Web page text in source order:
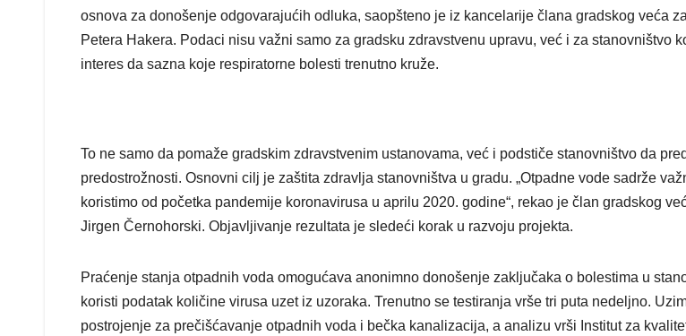
osnova za donošenje odgovarajućih odluka, saopšteno je iz kancelarije člana gradskog veća
Petera Hakera. Podaci nisu važni samo za gradsku zdravstvenu upravu, već i za stanovništvo
interes da sazna koje respiratorne bolesti trenutno kruže.
To ne samo da pomaže gradskim zdravstvenim ustanovama, već i podstiče stanovništvo da
predostrožnosti. Osnovni cilj je zaštita zdravlja stanovništva u gradu. „Otpadne vode sadrže
koristimo od početka pandemije koronavirusa u aprilu 2020. godine“, rekao je član gradskog
Jirgen Černohorski. Objavljivanje rezultata je sledeći korak u razvoju projekta.
Praćenje stanja otpadnih voda omogućava anonimno donošenje zaključaka o bolestima u
koristi podatak količine virusa uzet iz uzoraka. Trenutno se testiranja vrše tri puta nedeljno.
postrojenje za prečišćavanje otpadnih voda i bečka kanalizacija, a analizu vrši Institut za
VIKEND FERMARKET
stazom
uspeha